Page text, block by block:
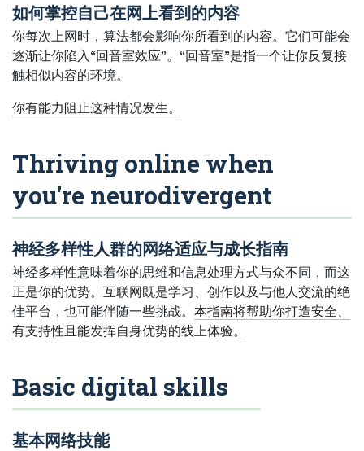
如何掌控自己在网上看到的内容
你每次上网时，算法都会影响你所看到的内容。它们可能会
逐渐让你陷入“回音室效应”。“回音室”是指一个让你反复接
触相似内容的环境。
你有能力阻止这种情况发生。
Thriving online when
you're neurodivergent
神经多样性人群的网络适应与成长指南
神经多样性意味着你的思维和信息处理方式与众不同，而这
正是你的优势。互联网既是学习、创作以及与他人交流的绝
佳平台，也可能伴随一些挑战。 本指南将帮助你打造安全、
有支持性且能发挥自身优势的线上体验。
Basic digital skills
基本网络技能